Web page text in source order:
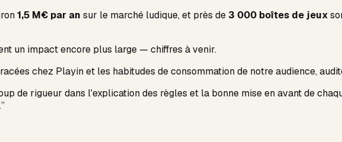
1,5 M€ par an sur le marché ludique, et près de 3 000 boîtes de jeux
un impact encore plus large — chiffres à venir.
chez Playin et les habitudes de consommation de notre audience,
de rigueur dans l'explication des règles et la bonne mise en avant de